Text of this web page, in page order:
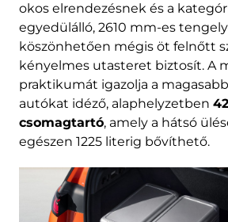
okos elrendezésnek és a
egyedülálló, 2610 mm-es
köszönhetően mégis öt felnőtt
kényelmes utasteret biztosít. A
praktikumát igazolja a
autókat idéző, alaphelyzetben
csomagtartó, amely a hátsó
egészen 1225 literig bővíthető.